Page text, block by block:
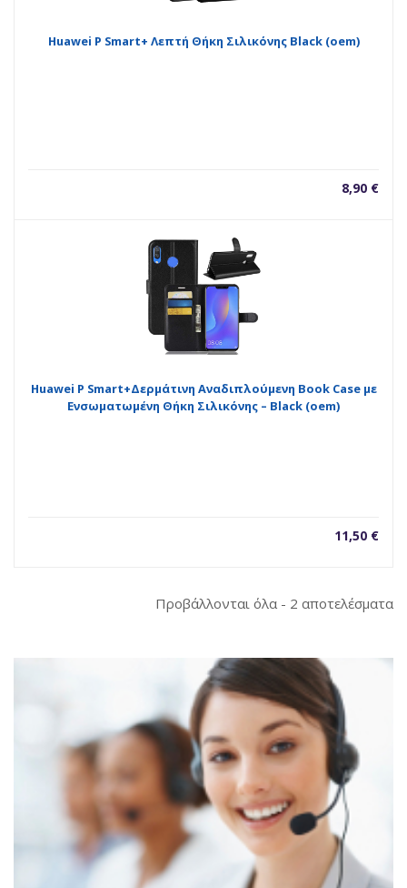
Huawei P Smart+ Λεπτή Θήκη Σιλικόνης Black (oem)
8,90 €
Huawei P Smart+Δερμάτινη Αναδιπλούμενη Book Case με
Ενσωματωμένη Θήκη Σιλικόνης – Black (oem)
11,50 €
Προβάλλονται όλα - 2 αποτελέσματα